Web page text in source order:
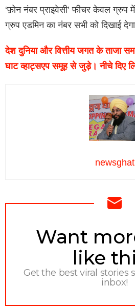
‘फ़ोन नंबर प्राइवेसी’ फीचर केवल ग्रुप
ग्रुप एडमिन का नंबर सभी को दिखाई
देश दुनिया और वित्तीय जगत के ताजा
घाट व्हाट्सएप समूह से जुड़े। नीचे दिए
newsghat
NEWSLETTER
Want
like
Get the best viral stories
inbox!